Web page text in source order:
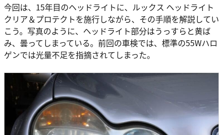
今回は、15年目のヘッドライトに、ルックス ヘッドライト
クリア＆プロテクトを施行しながら、その手順を解説してい
こう。写真のように、ヘッドライト部分はうっすらと黄ば
み、曇ってしまっている。前回の車検では、標準の55Wハロ
ゲンでは光量不足を指摘されてしまった。